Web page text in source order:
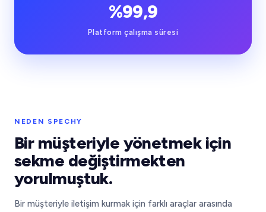
%99,9
Platform çalışma süresi
NEDEN SPECHY
Bir müşteriyle yönetmek için
sekme değiştirmekten
yorulmuştuk.
Bir müşteriyle iletişim kurmak için farklı araçlar arasında